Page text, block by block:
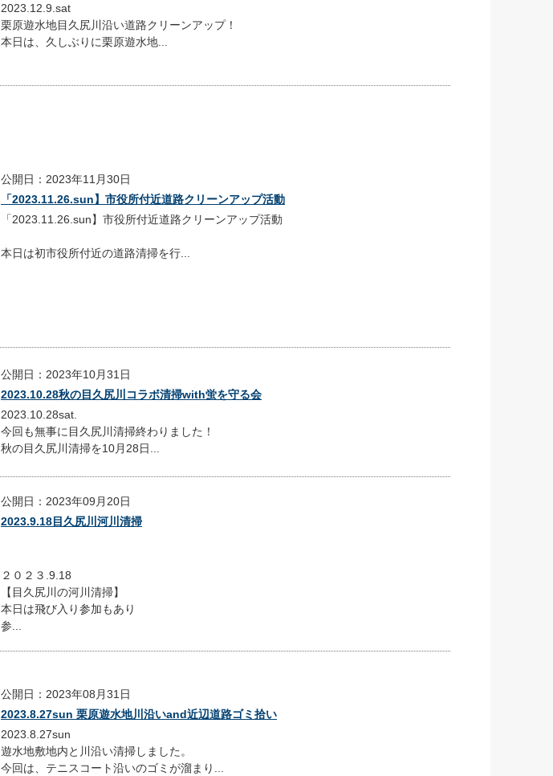
2023.12.9.sat
栗原遊水地目久尻川沿い道路クリーンアップ！
本日は、久しぶりに栗原遊水地...
公開日：2023年11月30日
「2023.11.26.sun】市役所付近道路クリーンアップ活動
「2023.11.26.sun】市役所付近道路クリーンアップ活動
本日は初市役所付近の道路清掃を行...
公開日：2023年10月31日
2023.10.28秋の目久尻川コラボ清掃with蛍を守る会
2023.10.28sat.
今回も無事に目久尻川清掃終わりました！
秋の目久尻川清掃を10月28日...
公開日：2023年09月20日
2023.9.18目久尻川河川清掃
２０２３.9.18
【目久尻川の河川清掃】
本日は飛び入り参加もあり
参...
公開日：2023年08月31日
2023.8.27sun 栗原遊水地川沿いand近辺道路ゴミ拾い
2023.8.27sun
遊水地敷地内と川沿い清掃しました。
今回は、テニスコート沿いのゴミが溜まり...